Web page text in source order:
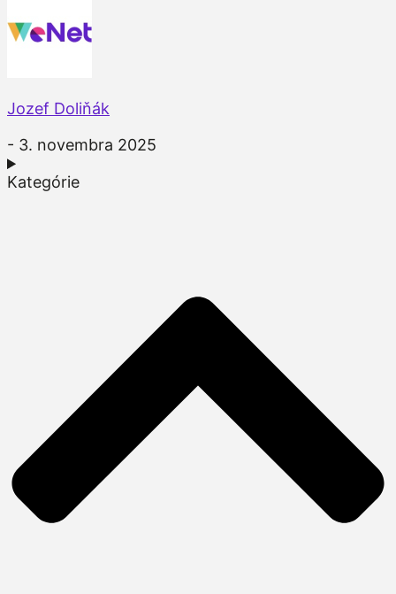
Jozef Doliňák
- 3. novembra 2025
Kategórie